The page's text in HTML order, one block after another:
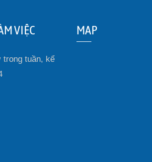
VIỆC
trong tuần, kể
MAP